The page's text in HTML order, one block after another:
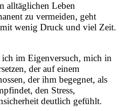
alltäglichen Leben
zu vermeiden, geht
wenig Druck und viel Zeit.
ich im Eigenversuch, mich in
der auf einem
der ihm begegnet, als
den Stress,
deutlich gefühlt.